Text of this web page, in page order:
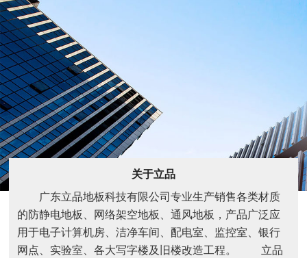
关于立品
广东立品地板科技有限公司专业生产销售各类材质
的防静电地板、网络架空地板、通风地板，产品广泛应
用于电子计算机房、洁净车间、配电室、监控室、银行
网点、实验室、各大写字楼及旧楼改造工程。 立品